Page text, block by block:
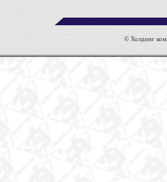
© Холдинг